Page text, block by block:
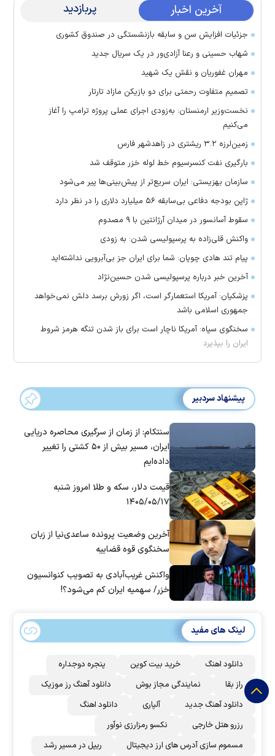
آخرین اخبار پربازدید
جزئیات افزایش سن و سابقه بازنشستگی در صندوق کشوری
شهاب حسینی و رعنا آزادی‌ور در یک سریال جدید
مهران غفوریان و نقش یک شهید
تصمیم متفاوت رحمتی برای دو بازیکن مازاد تارتار
نخست‌وزیر ارمنستان: به‌زودی اجرای عملی پروژه ترامپ را آغاز
می‌کنیم
زمین‌لرزه ۳.۲ ریشتری در زاهدشهر فارس
بارگیری نفت کنسرسیوم خط لوله خزر متوقف شد
سازمان بهزیستی: ایران سریع‌تر از پیش‌بینی‌ها پیر می‌شود
ژاپن بودجه دفاعی بی‌سابقه ۵۶ میلیارد دلاری را در نظر دارد
سقوط آسانسور در میدان آرژانتین با ۹ مصدوم
واکنش قلی‌زاده به پرسپولیسی شدن: به زودی
پیام تند هادی چوپان: شما برای ایران جز بی‌آبرویی نداشته‌اید
آخرین خبر درباره پرسپولیسی شدن حسین‌نژاد
پزشکیان: آمریکا استعمارگر است، اگر زورش برسد دلش نمی‌خواهد
جمهوری اسلامی باشد
سخنگوی سپاه: آمریکا ناچار است برای باز شدن تنگه هرمز شروط
ایران را بپذیرد
پیشنهاد سردبیر
سنتکام: از زمان از سرگیری محاصره دریایی
ایران، مسیر بیش از ۵۰ کشتی را تغییر
داده‌ایم
قیمت دلار، سکه و طلا امروز شنبه
۱۴۰۵/۰۵/۱۷
آخرین وضعیت پرونده ساعدی‌نیا از زبان
سخنگوی قوه قضاییه
واکنش غریب‌آبادی به تصویب کنوانسیون
خزر/ سهمیه ایران کم می‌شود؟!
لینک های مفید
دانلود اهنگ خرید بیت کوین
پنجره دوجداره
راز بقا
نمایندگی مجاز بوش
دانلود آهنگ رز‌ موزیک
دانلود آهنگ جدید
آلپاری
دانلود اهنگ
رزرو هتل خارجی
نکسو رمزارزی نوآور
مسموم سازی آدرس های ارز دیجیتال
ریپل در مسیر رشد